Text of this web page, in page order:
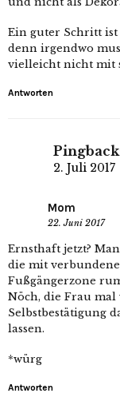
Ein guter Schritt ist
denn irgendwo
vielleicht nicht mit
Antworten
2. Juli 2017
Mom
22. Juni 2017
Ernsthaft jetzt?
die mit
Fußgängerzone
Nöch, die Frau mal
Selbstbestätigung
lassen.
*würg
Antworten